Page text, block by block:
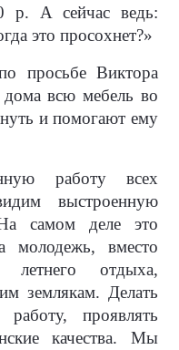
р. А сейчас ведь:
это просохнет?»
просьбе Виктора
дома всю мебель во
и помогают ему
работу всех
выстроенную
самом деле это
молодежь, вместо
летнего отдыха,
землякам. Делать
проявлять
качества. Мы